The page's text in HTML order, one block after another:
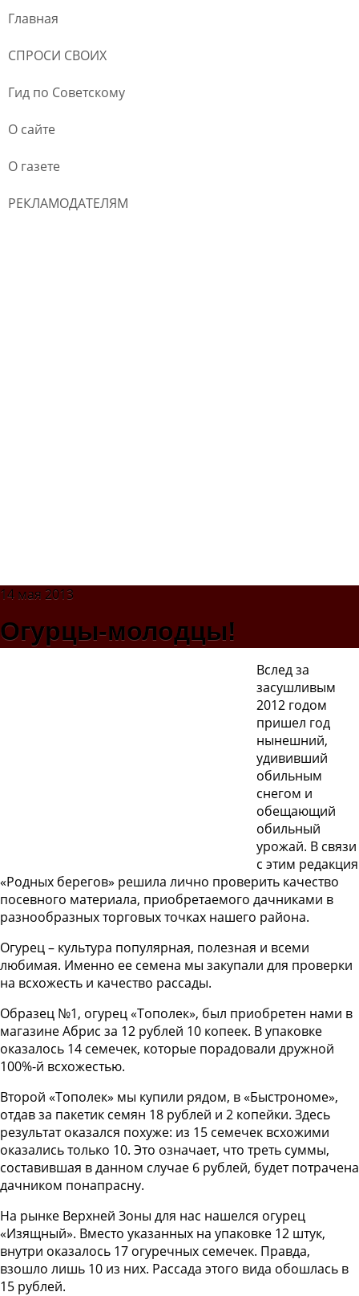
Главная
СПРОСИ СВОИХ
Гид по Советскому
О сайте
О газете
РЕКЛАМОДАТЕЛЯМ
14 мая 2013
Огурцы-молодцы!
Вслед за
засушливым
2012 годом
пришел год
нынешний,
удививший
обильным
снегом и
обещающий
обильный
урожай. В связи
с этим редакция
«Родных берегов» решила лично проверить качество
посевного материала, приобретаемого дачниками в
разнообразных торговых точках нашего района.
Огурец – культура популярная, полезная и всеми
любимая. Именно ее семена мы закупали для проверки
на всхожесть и качество рассады.
Образец №1, огурец «Тополек», был приобретен нами в
магазине Абрис за 12 рублей 10 копеек. В упаковке
оказалось 14 семечек, которые порадовали дружной
100%-й всхожестью.
Второй «Тополек» мы купили рядом, в «Быстрономе»,
отдав за пакетик семян 18 рублей и 2 копейки. Здесь
результат оказался похуже: из 15 семечек всхожими
оказались только 10. Это означает, что треть суммы,
составившая в данном случае 6 рублей, будет потрачена
дачником понапрасну.
На рынке Верхней Зоны для нас нашелся огурец
«Изящный». Вместо указанных на упаковке 12 штук,
внутри оказалось 17 огуречных семечек. Правда,
взошло лишь 10 из них. Рассада этого вида обошлась в
15 рублей.